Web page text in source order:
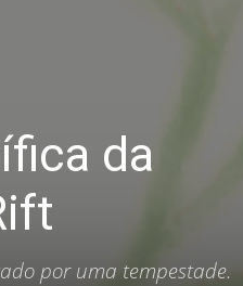
da
por uma tempestade.